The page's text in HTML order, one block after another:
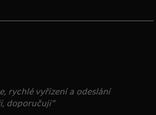
rychlé vyřízení a odeslání
doporučuji“